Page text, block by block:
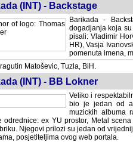
(INT) - Backstage
Barikada -
dogadjanja koja
pisali: Vladimir
HR), Vasja
pomenuta imena,
Matoševic, Tuzla, BiH.
(INT) - BB Lokner
Veliko i
bio je jedan od
albuma raznih
ex YU prostor, Metal scena i Ostala
su jedan od vrijednijih
ovog web portala.